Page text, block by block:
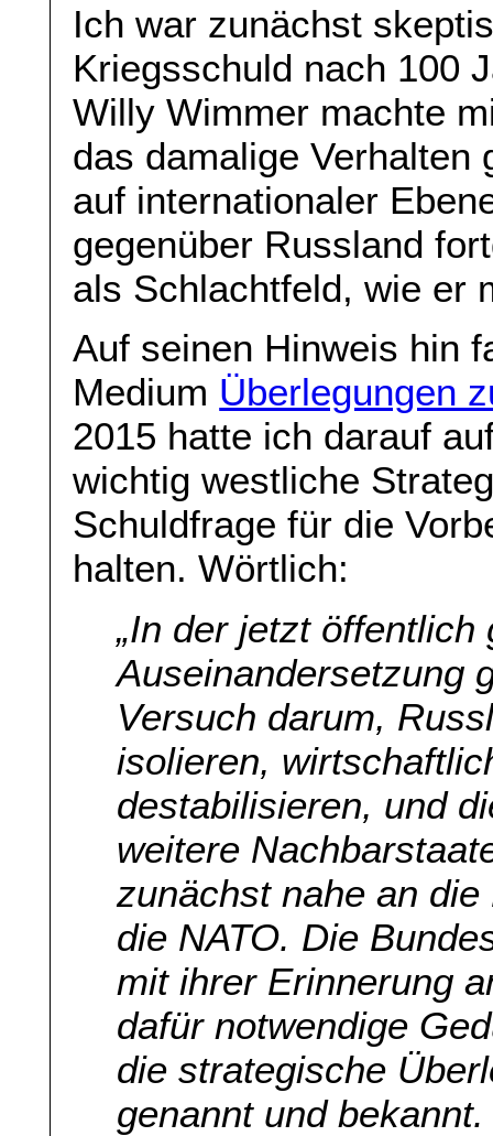
Ich war zunächst
Kriegsschuld nach 100
Willy Wimmer machte
das damalige Verhalten
auf internationaler
gegenüber Russland
als Schlachtfeld, wie er
Auf seinen Hinweis hin
Medium Überlegungen
2015 hatte ich darauf
wichtig westliche
Schuldfrage für die
halten. Wörtlich:
„In der jetzt öffentlich
Auseinandersetzung
Versuch darum,
isolieren,
destabilisieren, und
weitere
zunächst nahe an
die NATO. Die
mit ihrer Erinnerung
dafür notwendige
die strategische
genannt und bekannt.